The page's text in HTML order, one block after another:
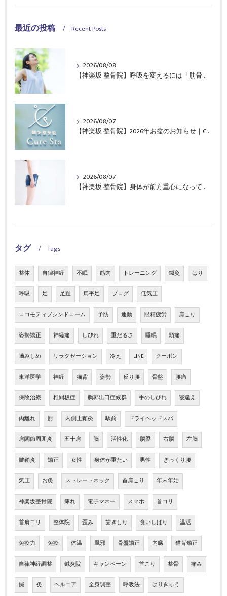
最近の投稿 Recent Posts
2026/08/08
【神楽坂 整骨院】呼吸を変えるには「肋骨」と「背骨」がポイント！｜CureSta鍼灸整骨院
2026/08/07
【神楽坂 整骨院】2026年お盆のお知らせ｜CureSta鍼灸整骨院
2026/08/07
【神楽坂 整骨院】身体が前方重心になってませんか？｜CureSta鍼灸整骨院
タグ Tags
整体 自律神経 不眠 筋肉 トレーニング 鍼灸 はり
呼吸 足 足趾 扁平足 ブログ 低気圧
ロコモティブシンドローム 予防 運動 眼精疲労 肩こり
姿勢矯正 神経痛 しびれ 重だるさ 睡眠 頭痛
嚙みしめ リラクゼーション 冷え LINE クーポン
東洋医学 神経 猫背 姿勢 反り腰 骨盤 腰痛
保険治療 椎間板症 胸郭出口症候群 手のしびれ 寝違え
肉離れ 肘 内側上顆炎 駅前 ドライヘッドスパ
肩関節周囲炎 五十肩 脳 活性化 脳梁 右脳 左脳
腱鞘炎 矯正 女性 身体が重たい 男性 ぎっくり腰
気圧 お灸 ストレートネック 首肩こり 年末年始
神楽坂整骨院 痺れ 電子マネー スマホ 首コリ
首肩コリ 整体院 歪み 歯ぎしり 食いしばり 温活
免疫力 免疫 体温 風邪 骨盤矯正 内臓 猫背矯正
自律神経調整 鍼灸院 キャンペーン 首こり 整骨 痛み
鍼 灸 ヘルニア 全身調整 呼吸法 はりきゅう